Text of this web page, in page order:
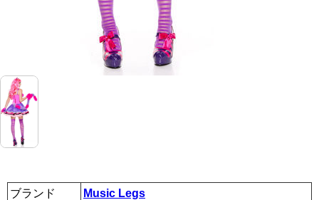
ブランド Music Legs